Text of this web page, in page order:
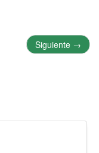
Siguiente →